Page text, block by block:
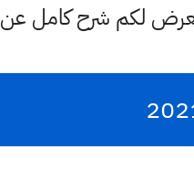
لكم شرح كامل عن